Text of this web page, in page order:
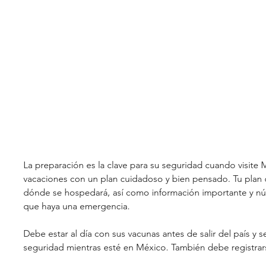
La preparación es la clave para su seguridad cuando visite
vacaciones con un plan cuidadoso y bien pensado. Tu
dónde se hospedará, así como información importante y
que haya una emergencia.
Debe estar al día con sus vacunas antes de salir del país y
seguridad mientras esté en México. También debe